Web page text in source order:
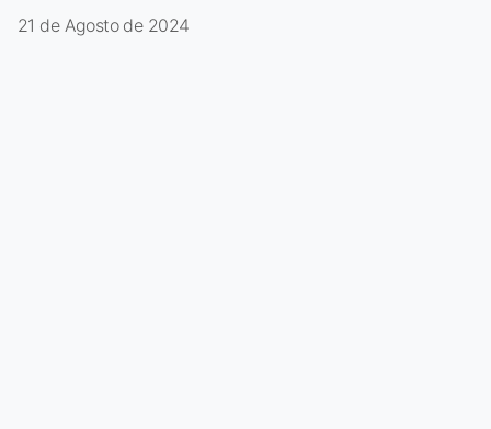
21 de Agosto de 2024